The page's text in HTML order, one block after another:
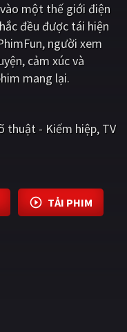
Quốc - Hồng Kông
Bản
một thế giới điện
đều được tái hiện
người xem
cảm xúc và
mang lại.
thuật - Kiếm hiệp TV
TẢI PHIM